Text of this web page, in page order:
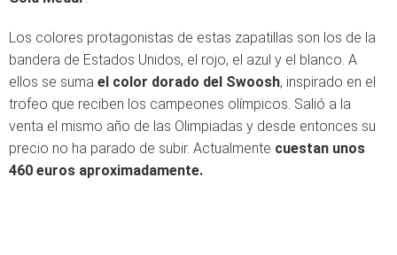
Los colores protagonistas de estas zapatillas son los de la
bandera de Estados Unidos, el rojo, el azul y el blanco. A
ellos se suma el color dorado del Swoosh, inspirado en el
trofeo que reciben los campeones olímpicos. Salió a la
venta el mismo año de las Olimpiadas y desde entonces su
precio no ha parado de subir. Actualmente cuestan unos
460 euros aproximadamente.